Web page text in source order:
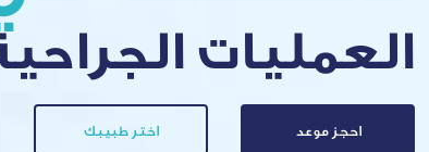
تجميلية
احجز موعد اختر طبيبك